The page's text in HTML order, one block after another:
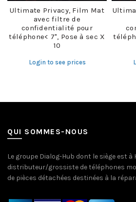
Ultimate Privacy, Film Mat
avec filtre de
confidentialité pour
téléphone< 7", Pose à sec X
10
Login to see prices
QUI SOMMES-NOUS
Le groupe Dialog-Hub dont le siège est à
distributeur/grossiste de téléphones
de pièces détachées destinées à la